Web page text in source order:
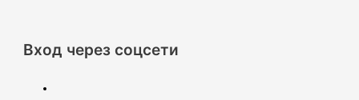
Вход через соцсети